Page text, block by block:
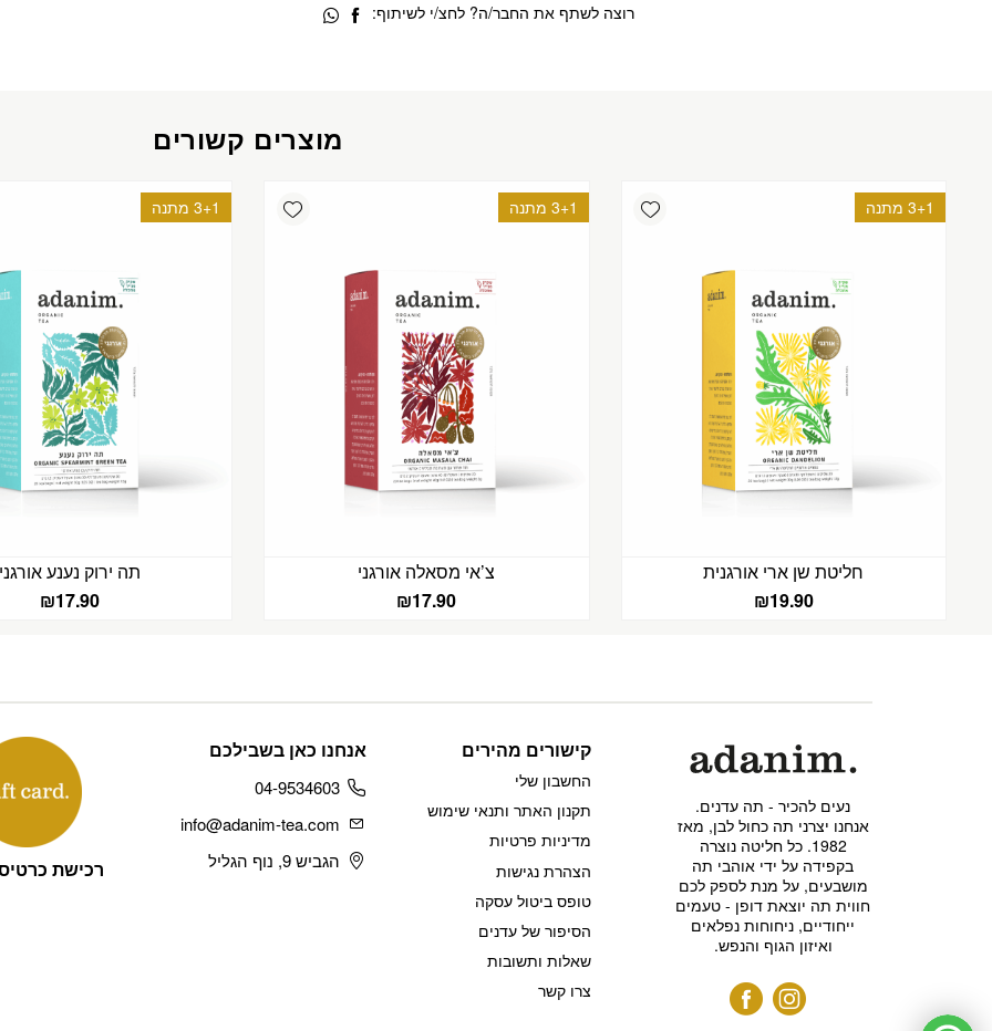
רוצה לשתף את החבר/ה? לחצ/י לשיתוף:
מוצרים קשורים
Add wishlist 3+1 מתנה
חליטת שן ארי אורגנית
₪19.90
Add wishlist 3+1 מתנה
צ’אי מסאלה אורגני
₪17.90
3+1 מתנה
תה ירוק נענע אורגני
₪17.90
קישורים מהירים
החשבון שלי
תקנון האתר ותנאי שימוש
מדיניות פרטיות
הצהרת נגישות
טופס ביטול עסקה
הסיפור של עדנים
שאלות ותשובות
צרו קשר
אנחנו כאן בשבילכם
04-9534603
info@adanim-tea.com
הגביש 9, נוף הגליל
נעים להכיר - תה עדנים.
אנחנו יצרני תה כחול לבן, מאז
1982. כל חליטה נוצרה
בקפידה על ידי אוהבי תה
מושבעים, על מנת לספק לכם
חווית תה יוצאת דופן - טעמים
ייחודיים, ניחוחות נפלאים
ואיזון הגוף והנפש.
רכישת